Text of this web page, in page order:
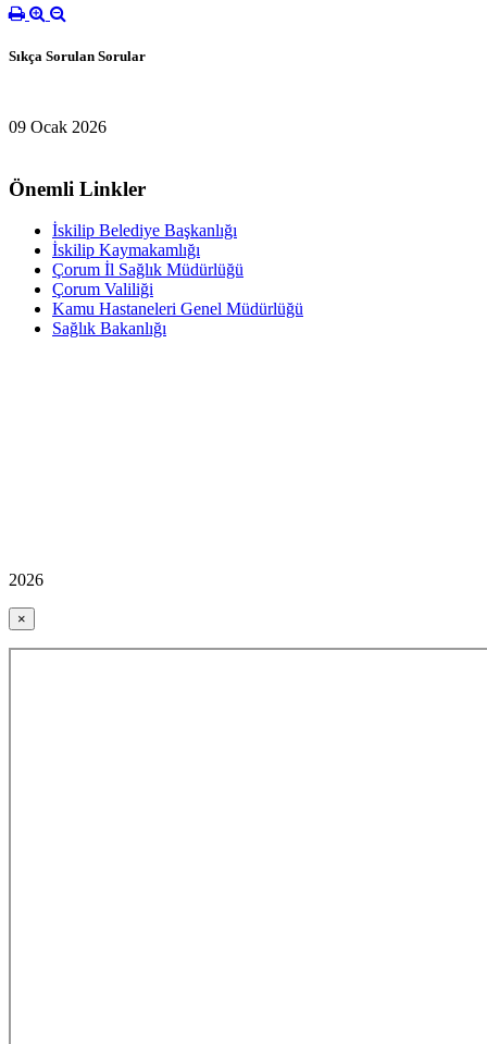
Sıkça Sorulan Sorular
09 Ocak 2026
Önemli Linkler
İskilip Belediye Başkanlığı
İskilip Kaymakamlığı
Çorum İl Sağlık Müdürlüğü
Çorum Valiliği
Kamu Hastaneleri Genel Müdürlüğü
Sağlık Bakanlığı
2026
×